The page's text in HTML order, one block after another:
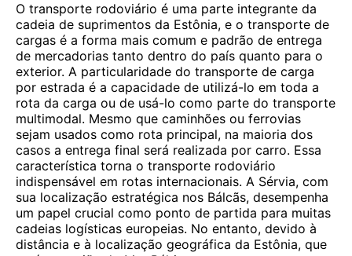
O transporte rodoviário é uma parte integrante da
cadeia de suprimentos da Estônia, e o transporte de
cargas é a forma mais comum e padrão de entrega
de mercadorias tanto dentro do país quanto para o
exterior. A particularidade do transporte de carga
por estrada é a capacidade de utilizá-lo em toda a
rota da carga ou de usá-lo como parte do transporte
multimodal. Mesmo que caminhões ou ferrovias
sejam usados ​​como rota principal, na maioria dos
casos a entrega final será realizada por carro. Essa
característica torna o transporte rodoviário
indispensável em rotas internacionais. A Sérvia, com
sua localização estratégica nos Bálcãs, desempenha
um papel crucial como ponto de partida para muitas
cadeias logísticas europeias. No entanto, devido à
distância e à localização geográfica da Estônia, que